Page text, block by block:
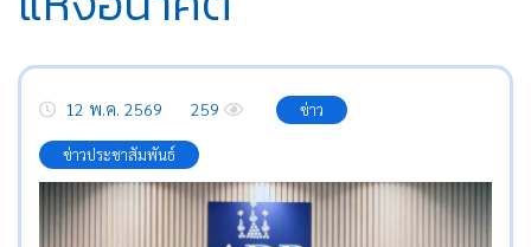
12 พ.ค. 2569 259 ข่าว
ข่าวประชาสัมพันธ์